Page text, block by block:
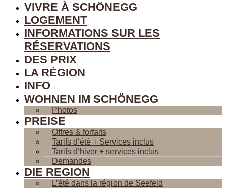
VIVRE À SCHÖNEGG
LOGEMENT
INFORMATIONS SUR LES
RÉSERVATIONS
DES PRIX
LA RÉGION
INFO
WOHNEN IM SCHÖNEGG
Photos
PREISE
Offres & forfaits
Tarifs d‘été + Services inclus
Tarifs d‘hiver + services inclus
Demandes
DIE REGION
L’été dans la région de Seefeld